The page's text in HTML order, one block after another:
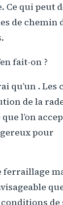
Ce qui peut
de chemin
fait-on ?
qu’un .
de la
l’on
pour
ferraillage
de